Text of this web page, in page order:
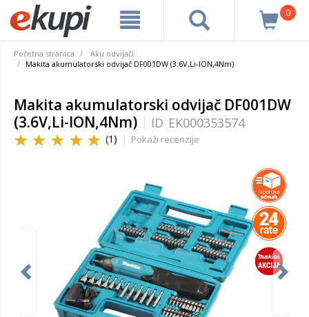
0
Početna stranica
Aku odvijači
Makita akumulatorski odvijač DF001DW (3.6V,Li-ION,4Nm)
Makita akumulatorski odvijač DF001DW
(3.6V,Li-ION,4Nm)
ID EK000353574
(1) Pokaži recenzije